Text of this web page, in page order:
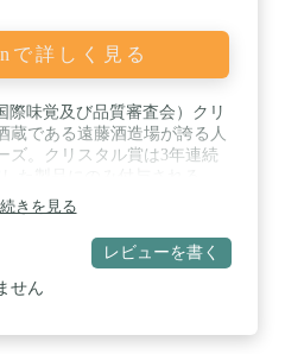
で詳しく見る
際味覚及び品質審査会）クリ
蔵である遠藤酒造場が誇る人
ズ。クリスタル賞は3年連続
12年連続金賞受賞、IWSC金
を張って贈り物にしていただ
年20,000セットも売れる遠藤
べシリーズ。ギフトやプレゼ
日本酒飲み比べセット。全て
続きを見る
レビューを書く
せん